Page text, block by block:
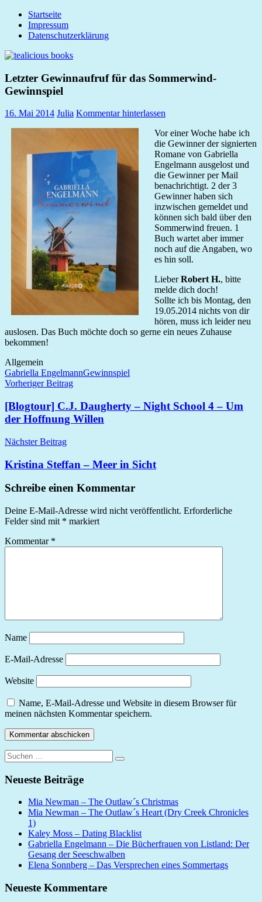
Zum
Inhalt
springen
tealicious
books
Startseite
Impressum
Datenschutzerklärung
Letzter Gewinnaufruf für das Sommerwind-
Gewinnspiel
16. Mai 2014 Julia Kommentar hinterlassen
Vor einer Woche habe ich
die Gewinner der signierten
Romane von Gabriella
Engelmann ausgelost und
die Gewinner per Mail
benachrichtigt. 2 der 3
Gewinner haben sich
inzwischen gemeldet und
können sich bald über den
Sommerwind freuen. 1
Buch wartet aber immer
noch auf die Angaben, wo
es hin soll.
LieberRobert H., bitte
melde dich doch!
Sollte ich bis Montag, den
19.05.2014 nichts von dir
hören, muss ich leider neu
auslosen. Das Buch möchte doch so gerne ein neues Zuhause
bekommen!
Allgemein
Gabriella EngelmannGewinnspiel
Beitragsnavigation
Vorheriger Beitrag
[Blogtour] C.J. Daugherty – Night School 4 – Um
der Hoffnung Willen
Nächster Beitrag
Kristina Steffan – Meer in Sicht
Schreibe einen Kommentar
Deine E-Mail-Adresse wird nicht veröffentlicht. Erforderliche
Felder sind mit * markiert
Kommentar *
Name
E-Mail-Adresse
Website
Name, E-Mail-Adresse und Website in diesem Browser für
meinen nächsten Kommentar speichern.
Suchen
nach:
Suchen
Neueste Beiträge
Mia Newman – The Outlaw´s Christmas
Mia Newman – The Outlaw´s Heart (Dry Creek Chronicles
1)
Kaley Moss – Dating Blacklist
Gabriella Engelmann – Die Bücherfrauen von Listland: Der
Gesang der Seeschwalben
Elena Sonnberg – Das Versprechen eines Sommertags
Neueste Kommentare